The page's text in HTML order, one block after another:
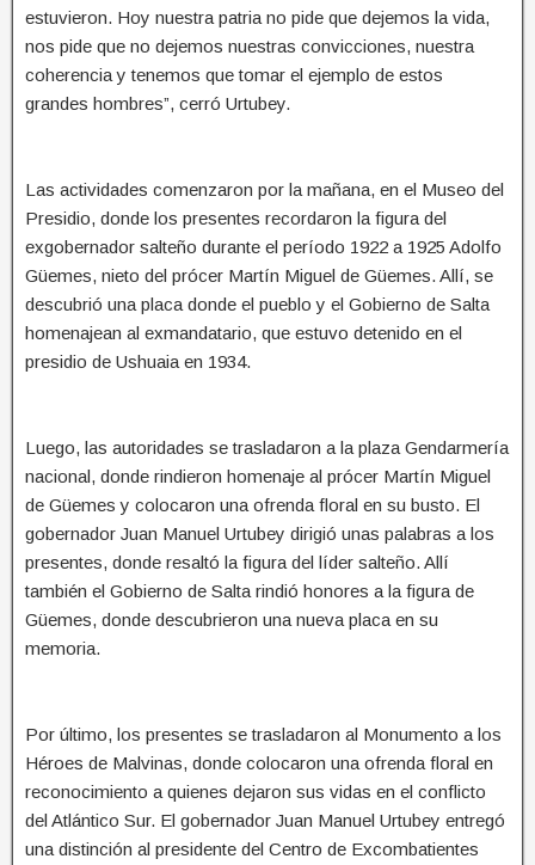
estuvieron. Hoy nuestra patria no pide que dejemos la vida,
nos pide que no dejemos nuestras convicciones, nuestra
coherencia y tenemos que tomar el ejemplo de estos
grandes hombres”, cerró Urtubey.
Las actividades comenzaron por la mañana, en el Museo del
Presidio, donde los presentes recordaron la figura del
exgobernador salteño durante el período 1922 a 1925 Adolfo
Güemes, nieto del prócer Martín Miguel de Güemes. Allí, se
descubrió una placa donde el pueblo y el Gobierno de Salta
homenajean al exmandatario, que estuvo detenido en el
presidio de Ushuaia en 1934.
Luego, las autoridades se trasladaron a la plaza Gendarmería
nacional, donde rindieron homenaje al prócer Martín Miguel
de Güemes y colocaron una ofrenda floral en su busto. El
gobernador Juan Manuel Urtubey dirigió unas palabras a los
presentes, donde resaltó la figura del líder salteño. Allí
también el Gobierno de Salta rindió honores a la figura de
Güemes, donde descubrieron una nueva placa en su
memoria.
Por último, los presentes se trasladaron al Monumento a los
Héroes de Malvinas, donde colocaron una ofrenda floral en
reconocimiento a quienes dejaron sus vidas en el conflicto
del Atlántico Sur. El gobernador Juan Manuel Urtubey entregó
una distinción al presidente del Centro de Excombatientes